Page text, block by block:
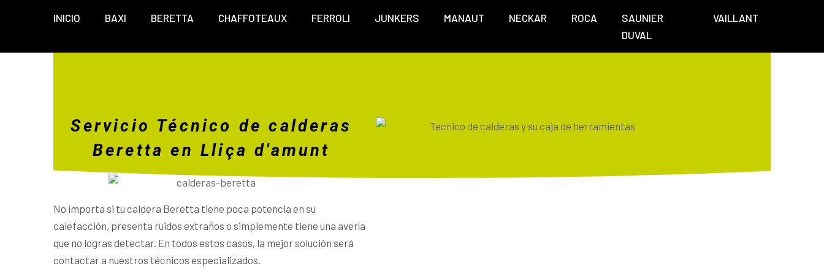
INICIO BAXI BERETTA CHAFFOTEAUX FERROLI JUNKERS MANAUT NECKAR ROCA
SAUNIER
DUVAL
VAILLANT
Servicio Técnico de calderas
Beretta en Lliça d'amunt
No importa si tu caldera Beretta tiene poca potencia en su
calefacción, presenta ruidos extraños o simplemente tiene una avería
que no logras detectar. En todos estos casos, la mejor solución será
contactar a nuestros técnicos especializados.